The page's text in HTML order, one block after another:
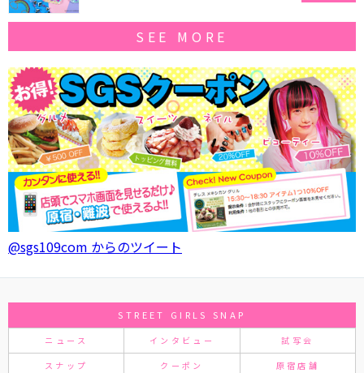
SEE MORE
@sgs109com からのツイート
STREET GIRLS SNAP
ニュース インタビュー 試写会
スナップ クーポン 原宿店舗